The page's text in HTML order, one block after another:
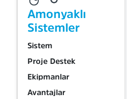
Amonyaklı
Sistemler
Sistem
Proje Destek
Ekipmanlar
Avantajlar